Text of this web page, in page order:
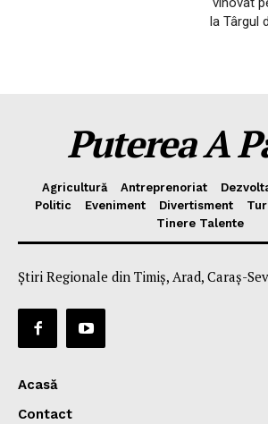
la Târgul
Puterea A
Agricultură Antreprenoriat
Politic
Eveniment Divertisment
Tinere Talente
Știri Regionale din Timiș, Arad, Caraș-
Acasă
Contact